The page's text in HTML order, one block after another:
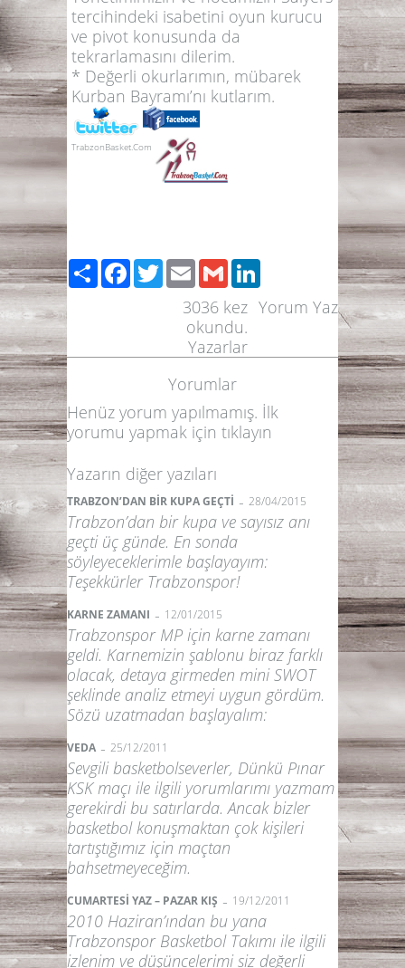
tercihindeki isabetini oyun kurucu
ve pivot konusunda da
tekrarlamasını dilerim.
* Değerli okurlarımın, mübarek
Kurban Bayramı’nı kutlarım.
TrabzonBasket.Com
PaylaşFacebook
TwitterEmailGmail
Yorum Yaz
3036 kez
okundu.
Yazarlar
Yorumlar
Henüz yorum yapılmamış. İlk
yorumu yapmak için tıklayın
Yazarın diğer yazıları
TRABZON’DAN BİR KUPA GEÇTİ - 28/04/2015
Trabzon’dan bir kupa ve sayısız anı
geçti üç günde. En sonda
söyleyeceklerimle başlayayım:
Teşekkürler Trabzonspor!
KARNE ZAMANI - 12/01/2015
Trabzonspor MP için karne zamanı
geldi. Karnemizin şablonu biraz farklı
olacak, detaya girmeden mini SWOT
şeklinde analiz etmeyi uygun gördüm.
Sözü uzatmadan başlayalım:
VEDA - 25/12/2011
Sevgili basketbolseverler, Dünkü Pınar
KSK maçı ile ilgili yorumlarımı yazmam
gerekirdi bu satırlarda. Ancak bizler
basketbol konuşmaktan çok kişileri
tartıştığımız için maçtan
bahsetmeyeceğim.
CUMARTESİ YAZ – PAZAR KIŞ - 19/12/2011
2010 Haziran’ından bu yana
Trabzonspor Basketbol Takımı ile ilgili
izlenim ve düşüncelerimi siz değerli